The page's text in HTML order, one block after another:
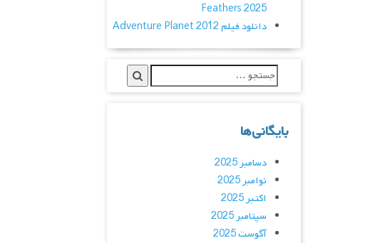
Feathers 2025
دانلود فیلم Adventure Planet 2012
بایگانی‌ها
دسامبر 2025
نوامبر 2025
اکتبر 2025
سپتامبر 2025
آگوست 2025